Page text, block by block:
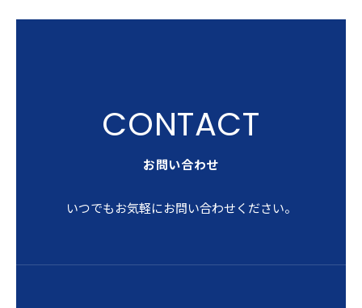
お問い合わせ
いつでもお気軽にお問い合わせください。